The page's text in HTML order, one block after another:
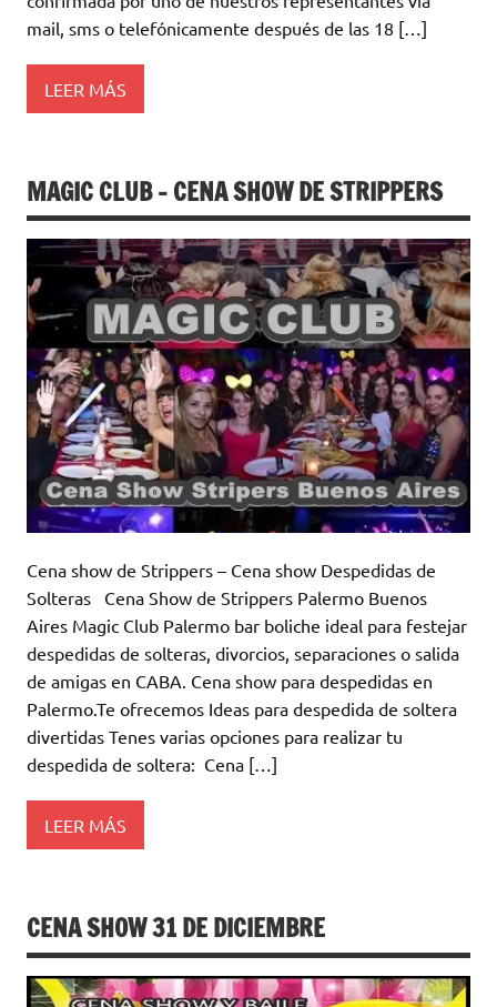
mail, sms o telefónicamente después de las 18 […]
LEER MÁS
MAGIC CLUB – CENA SHOW DE STRIPPERS
Cena show de Strippers – Cena show Despedidas de
Solteras Cena Show de Strippers Palermo Buenos
Aires Magic Club Palermo bar boliche ideal para festejar
despedidas de solteras, divorcios, separaciones o salida
de amigas en CABA. Cena show para despedidas en
Palermo.Te ofrecemos Ideas para despedida de soltera
divertidas Tenes varias opciones para realizar tu
despedida de soltera: Cena […]
LEER MÁS
CENA SHOW 31 DE DICIEMBRE